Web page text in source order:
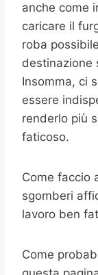
anche come
caricare il
roba
destinazione
Insomma, ci
essere
renderlo più
faticoso.
Come faccio
sgomberi
lavoro ben
Come